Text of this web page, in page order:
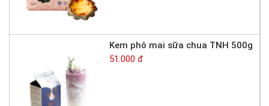
Kem phô mai sữa chua TNH 500g
51.000 đ